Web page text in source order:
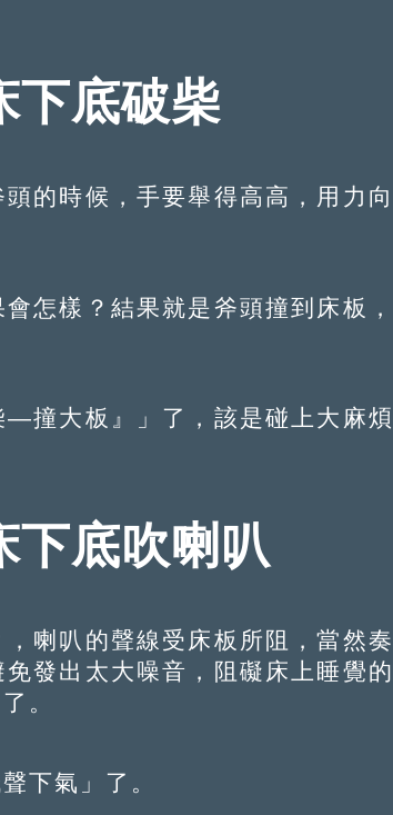
下底破柴
時候，手要舉得高高，用力向
樣？結果就是斧頭撞到床板，
大板』」了，該是碰上大麻煩
下底吹喇叭
喇叭的聲線受床板所阻，當然奏
發出太大噪音，阻礙床上睡覺的
。
下氣」了。